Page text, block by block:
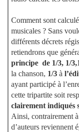
Comment sont
musicales ? Sans
différents décrets
retiendrons que
principe de 1/3, 1/
la chanson, 1/3à
ayant participé à
cette tripartite soit
clairement indiqués
Ainsi, contrairement
d’auteurs reviennent